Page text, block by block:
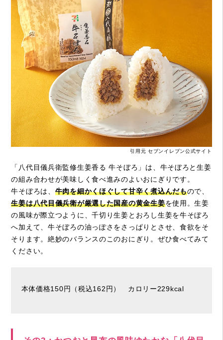
引用元 セブンイレブン公式サイト
「八代目儀兵衛監修生姜香る 牛そぼろ」は、牛そぼろと生姜
の組み合わせが美味しく食べ進みのよいおにぎりです。
牛そぼろは、 牛肉を細かくほぐして甘辛く煮込んだもので、
生姜は八代目儀兵衛が厳選した国産の黄金生姜を使用。生姜
の風味が際立つように、千切り生姜とおろし生姜を牛そぼろ
へ加えて、牛そぼろの油っぽさをさっぱりとさせ、食欲をそ
そります。絶妙のバランスのこのおにぎり。ぜひ食べてみて
ください。
本体価格150円（税込162円） カロリー229kcal